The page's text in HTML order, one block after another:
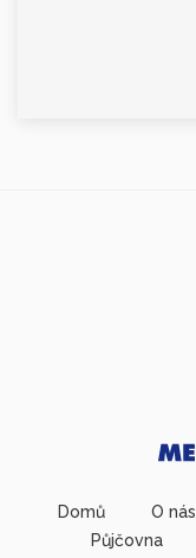
Domů O nás
Půjčovna